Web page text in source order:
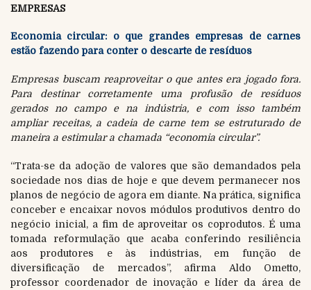
EMPRESAS
Economia circular: o que grandes empresas de carnes
estão fazendo para conter o descarte de resíduos
Empresas buscam reaproveitar o que antes era jogado fora.
Para destinar corretamente uma profusão de resíduos
gerados no campo e na indústria, e com isso também
ampliar receitas, a cadeia de carne tem se estruturado de
maneira a estimular a chamada “economia circular”.
“Trata-se da adoção de valores que são demandados pela
sociedade nos dias de hoje e que devem permanecer nos
planos de negócio de agora em diante. Na prática, significa
conceber e encaixar novos módulos produtivos dentro do
negócio inicial, a fim de aproveitar os coprodutos. É uma
tomada reformulação que acaba conferindo resiliência
aos produtores e às indústrias, em função de
diversificação de mercados”, afirma Aldo Ometto,
professor coordenador de inovação e líder da área de